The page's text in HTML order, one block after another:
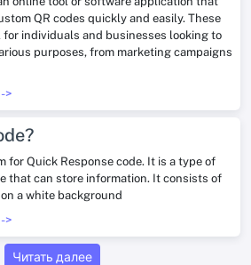
QR codes quickly and easily. These
individuals and businesses looking to
purposes, from marketing campaigns
->
for Quick Response code. It is a type of
that can store information. It consists of
a white background
->
Читать далее